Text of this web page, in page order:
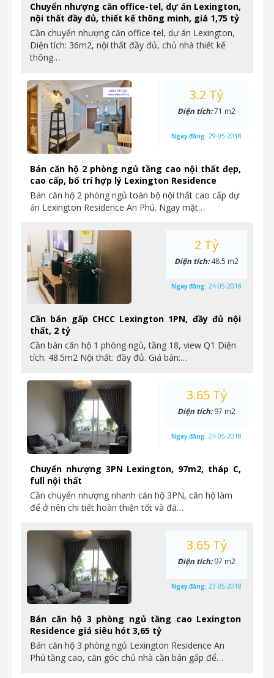
Chuyển nhượng căn office-tel, dự án Lexington,
nội thất đầy đủ, thiết kế thông minh, giá 1,75 tỷ
Cần chuyển nhượng căn office-tel, dự án Lexington,
Diện tích: 36m2, nội thất đầy đủ, chủ nhà thiết kế
thông…
Bán căn hộ 2 phòng ngủ tầng cao nội thất đẹp,
cao cấp, bố trí hợp lý Lexington Residence
Bán căn hộ 2 phòng ngủ toàn bộ nội thất cao cấp dự
án Lexington Residence An Phú. Ngay mặt…
3.2 Tỷ
Diện tích:71 m2
Ngày đăng: 29-05-2018
Cần bán gấp CHCC Lexington 1PN, đầy đủ nội
thất, 2 tỷ
Cần bán căn hộ 1 phòng ngủ, tầng 18, view Q1 Diện
tích: 48.5m2 Nội thất: đầy đủ. Giá bán:…
2 Tỷ
Diện tích:48.5 m2
Ngày đăng: 24-05-2018
Chuyển nhượng 3PN Lexington, 97m2, tháp C,
full nội thất
Cần chuyển nhượng nhanh căn hộ 3PN, căn hộ làm
để ở nên chi tiết hoàn thiện tốt và đã…
3.65 Tỷ
Diện tích:97 m2
Ngày đăng: 24-05-2018
Bán căn hộ 3 phòng ngủ tầng cao Lexington
Residence giá siêu hót 3,65 tỷ
Bán căn hộ 3 phòng ngủ Lexington Residence An
Phú tầng cao, căn góc chủ nhà cần bán gấp để…
3.65 Tỷ
Diện tích:97 m2
Ngày đăng: 23-05-2018